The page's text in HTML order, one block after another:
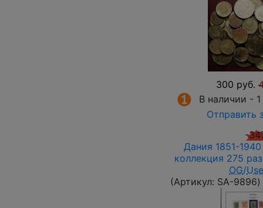
300 руб.
В наличии - 1
Отправить
-
Дания 1851-
коллекция 275
OG/
(Артикул: SA-9896)